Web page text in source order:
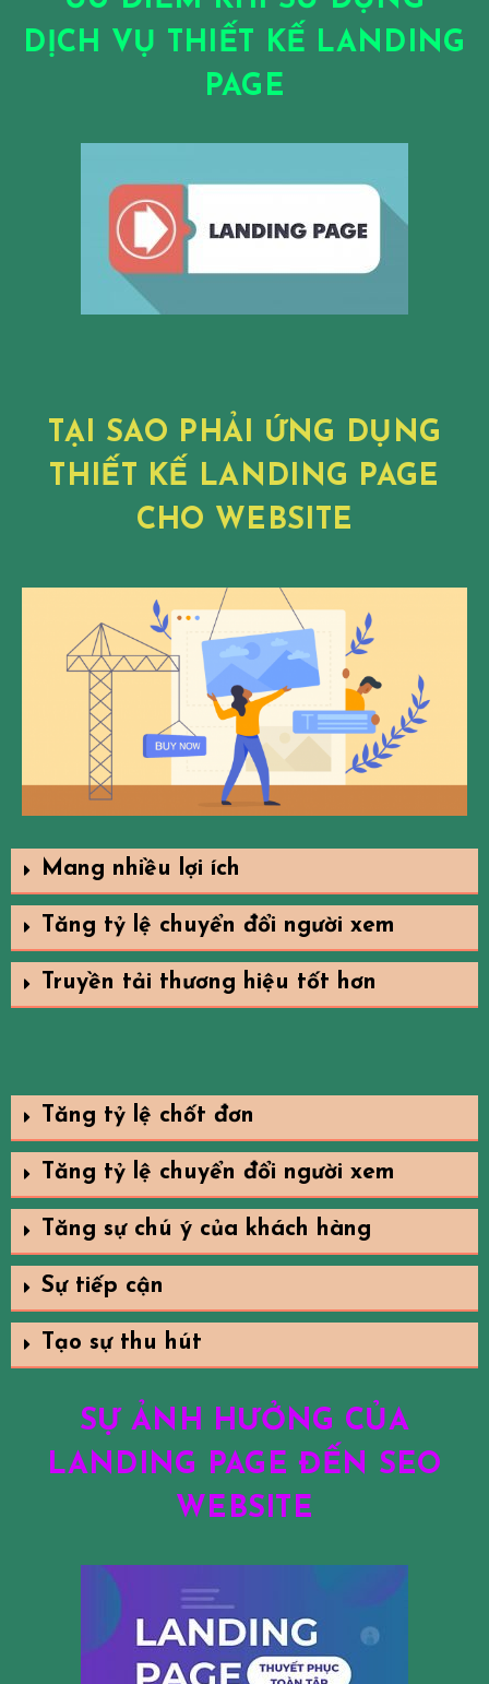
DỊCH VỤ THIẾT KẾ LANDING
PAGE
TẠI SAO PHẢI ỨNG DỤNG
THIẾT KẾ LANDING PAGE
CHO WEBSITE
Mang nhiều lợi ích
Tăng tỷ lệ chuyển đổi người xem
Truyền tải thương hiệu tốt hơn
Tăng tỷ lệ chốt đơn
Tăng tỷ lệ chuyển đổi người xem
Tăng sự chú ý của khách hàng
Sự tiếp cận
Tạo sự thu hút
SỰ ẢNH HƯỞNG CỦA
LANDING PAGE ĐẾN SEO
WEBSITE